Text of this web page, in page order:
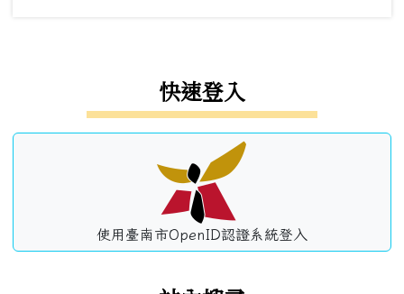
快速登入
使用臺南市OpenID認證系統登入